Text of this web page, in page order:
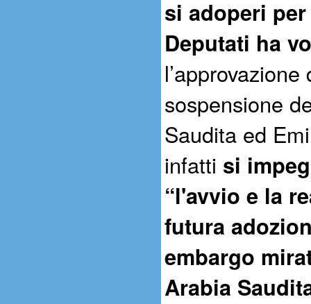
si adoperi
Deputati ha
sospensione
Saudita ed
infatti si
“l'avvio e la
futura
embargo
Arabia